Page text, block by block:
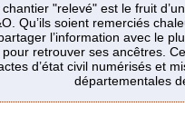
chantier "relevé" est le fruit
Qu’ils soient remerciés
l’information avec le
pour retrouver ses ancêtres.
d’état civil numérisés et
départementales